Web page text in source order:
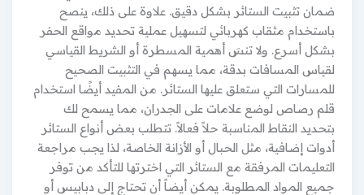
ضمان تثبيت الستائر بشكل دقيق. علاوة على ذلك، ينصح
باستخدام مثقاب كهربائي لتسهيل عملية تحديد مواقع الحفر
بشكل أسرع. ولا تنسَ أهمية المسطرة أو الشريط القياسي
لقياس المسافات بدقة، مما يسهم في التثبيت الصحيح
للمسارات التي ستعلق عليها الستائر. من المفيد أيضًا استخدام
قلم رصاص لوضع علامات على الجدران، مما يسمح لك
بتحديد النقاط المناسبة حلاً فعالاً. تتطلب بعض أنواع الستائر
أدوات إضافية، مثل الحبال أو الأزانة الخاصة، لذا يجب مراجعة
التعليمات المرفقة مع الستائر التي اخترتها للتأكد من توفر
جميع المواد المطلوبة. يمكن أيضاً أن تحتاج إلى دبابيس أو